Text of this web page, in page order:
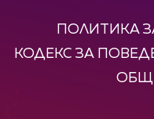
ПОЛИТИКА
КОДЕКС ЗА